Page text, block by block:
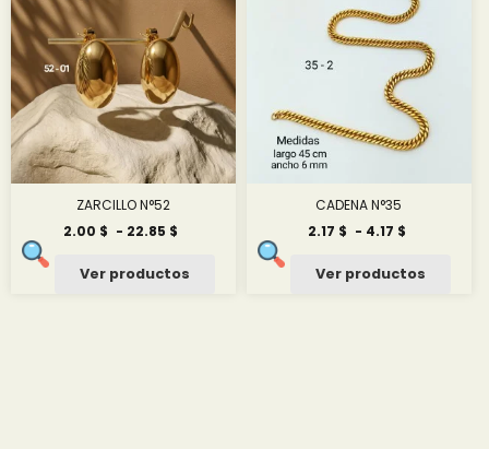
ZARCILLO N°52
2.00 $ - 22.85 $
desde
Ver productos
CADENA N°35
2.17 $ - 4.17 $
desde
Ver productos